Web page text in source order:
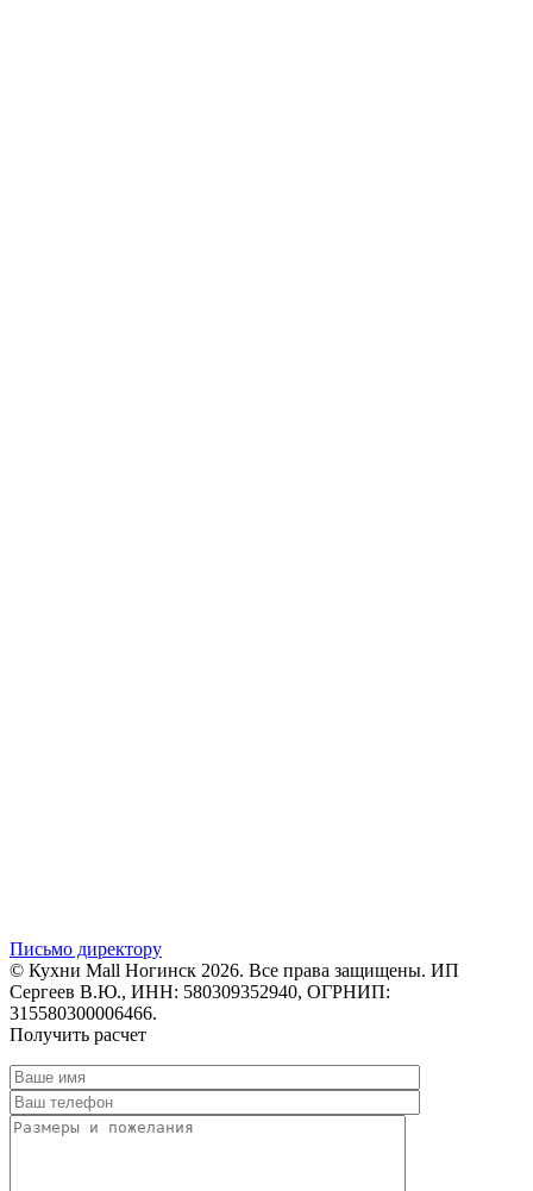
Письмо директору
© Кухни Mall Ногинск 2026. Все права защищены. ИП
Сергеев В.Ю., ИНН: 580309352940, ОГРНИП:
315580300006466.
Получить расчет